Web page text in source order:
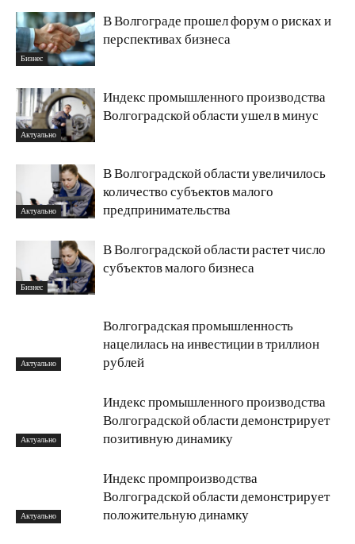
Бизнес
В Волгограде прошел форум о рисках и
перспективах бизнеса
Актуально
Индекс промышленного производства
Волгоградской области ушел в минус
Актуально
В Волгоградской области увеличилось
количество субъектов малого
предпринимательства
Бизнес
В Волгоградской области растет число
субъектов малого бизнеса
Актуально
Волгоградская промышленность
нацелилась на инвестиции в триллион
рублей
Актуально
Индекс промышленного производства
Волгоградской области демонстрирует
позитивную динамику
Актуально
Индекс промпроизводства
Волгоградской области демонстрирует
положительную динамку